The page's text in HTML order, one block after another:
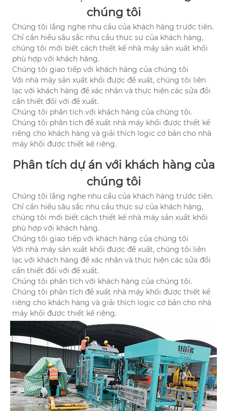
chúng tôi
Chúng tôi lắng nghe nhu cầu của khách hàng trước tiên.
Chỉ cần hiểu sâu sắc nhu cầu thực sự của khách hàng,
chúng tôi mới biết cách thiết kế nhà máy sản xuất khối
phù hợp với khách hàng.
Chúng tôi giao tiếp với khách hàng của chúng tôi
Với nhà máy sản xuất khối được đề xuất, chúng tôi liên
lạc với khách hàng để xác nhận và thực hiện các sửa đổi
cần thiết đối với đề xuất.
Chúng tôi phân tích với khách hàng của chúng tôi.
Chúng tôi phân tích đề xuất nhà máy khối được thiết kế
riêng cho khách hàng và giải thích logic cơ bản cho nhà
máy khối được thiết kế riêng.
Phân tích dự án với khách hàng của
chúng tôi
Chúng tôi lắng nghe nhu cầu của khách hàng trước tiên.
Chỉ cần hiểu sâu sắc nhu cầu thực sự của khách hàng,
chúng tôi mới biết cách thiết kế nhà máy sản xuất khối
phù hợp với khách hàng.
Chúng tôi giao tiếp với khách hàng của chúng tôi
Với nhà máy sản xuất khối được đề xuất, chúng tôi liên
lạc với khách hàng để xác nhận và thực hiện các sửa đổi
cần thiết đối với đề xuất.
Chúng tôi phân tích với khách hàng của chúng tôi.
Chúng tôi phân tích đề xuất nhà máy khối được thiết kế
riêng cho khách hàng và giải thích logic cơ bản cho nhà
máy khối được thiết kế riêng.